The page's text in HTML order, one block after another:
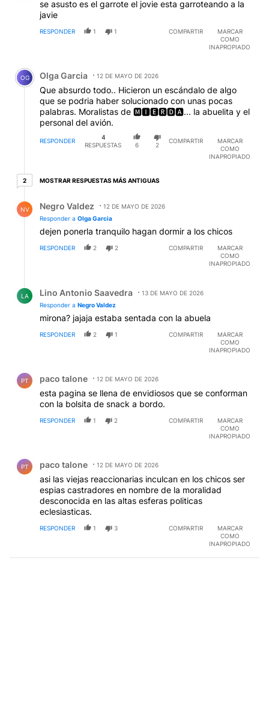
se asusto es el garrote el jovie esta garroteando a la
javie
RESPONDER 1 1 COMPARTIR
MARCAR
COMO
INAPROPIADO
Comentario de Olga Garcia.
OG Olga Garcia 12 DE MAYO DE 2026
Que absurdo todo.. Hicieron un escándalo de algo
que se podria haber solucionado con unas pocas
palabras. Moralistas de 🅼🅸🅴🆁🅳🅰... la abuelita y el
personal del avión.
RESPONDER
4
RESPUESTAS
6 2
COMPARTIR
MARCAR
COMO
INAPROPIADO
22 respuestas más antiguas
MOSTRAR RESPUESTAS MÁS ANTIGUAS
NV Negro Valdez
12 DE MAYO DE 2026
Responder a Olga Garcia
dejen ponerla tranquilo hagan dormir a los chicos
RESPONDER 2 2 COMPARTIR
MARCAR
COMO
INAPROPIADO
LA Lino Antonio Saavedra
13 DE MAYO DE 2026
Responder a Negro Valdez
mirona? jajaja estaba sentada con la abuela
RESPONDER 2 1 COMPARTIR
MARCAR
COMO
INAPROPIADO
PT paco talone 12 DE MAYO DE 2026
esta pagina se llena de envidiosos que se conforman
con la bolsita de snack a bordo.
RESPONDER 1 2 COMPARTIR
MARCAR
COMO
INAPROPIADO
PT paco talone 12 DE MAYO DE 2026
asi las viejas reaccionarias inculcan en los chicos ser
espias castradores en nombre de la moralidad
desconocida en las altas esferas politicas
eclesiasticas.
RESPONDER 1 3 COMPARTIR
MARCAR
COMO
INAPROPIADO